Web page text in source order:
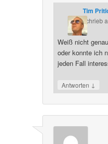
Tim
schrieb
Weiß nicht
oder konnte ich
jeden Fall
Antworten ↓